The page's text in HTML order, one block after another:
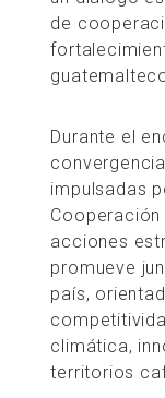
de
Durante el
impulsadas
Cooperación
acciones
promueve
país,
climática,
territorios